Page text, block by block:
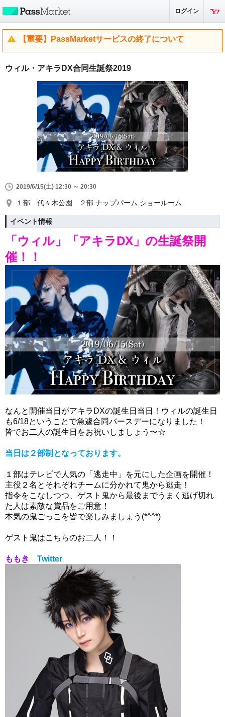
ログイン
【重要】PassMarketサービスの終了について
ウィル・アキラDX合同生誕祭2019
2019/6/15(土) 12:30 ～ 20:30
１部 代々木公園 ２部 ナップパーム ショールーム
イベント情報
「ウィル」
「アキラDX」の生誕祭開
催！！
なんと開催当日がアキラDXの誕生日当日！ウィルの誕生日
も6/18ということで急遽合同バースデーになりました！
皆でお二人の誕生日をお祝いしましょう〜☆
当日は２部制となっております。
１部はテレビで人気の「逃走中」を元にした企画を開催！
主役２名とそれぞれチームに分かれて鬼から逃走！
指令をこなしつつ、ゲスト鬼から最後までうまく逃げ切れ
た人は素敵な賞品をご用意！
本気の鬼ごっこを皆で楽しみましょう(*^^*)
ゲスト鬼はこちらのお二人！！
ももき Twitter